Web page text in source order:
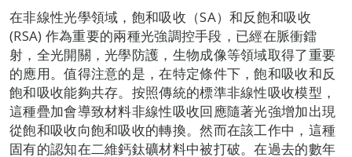
在非線性光學領域，飽和吸收（SA）和反飽和吸收
(RSA) 作為重要的兩種光強調控手段，已經在脈衝鐳
射，全光開關，光學防護，生物成像等領域取得了重要
的應用。值得注意的是，在特定條件下，飽和吸收和反
飽和吸收能夠共存。按照傳統的標準非線性吸收模型，
這種疊加會導致材料非線性吸收回應隨著光強增加出現
從飽和吸收向飽和吸收的轉換。然而在該工作中，這種
固有的認知在二維鈣鈦礦材料中被打破。在過去的數年